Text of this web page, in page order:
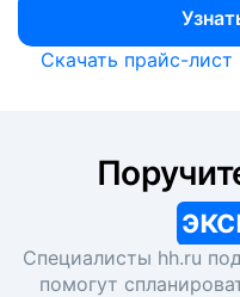
Скачать прайс-
Специалисты hh.ru
помогут